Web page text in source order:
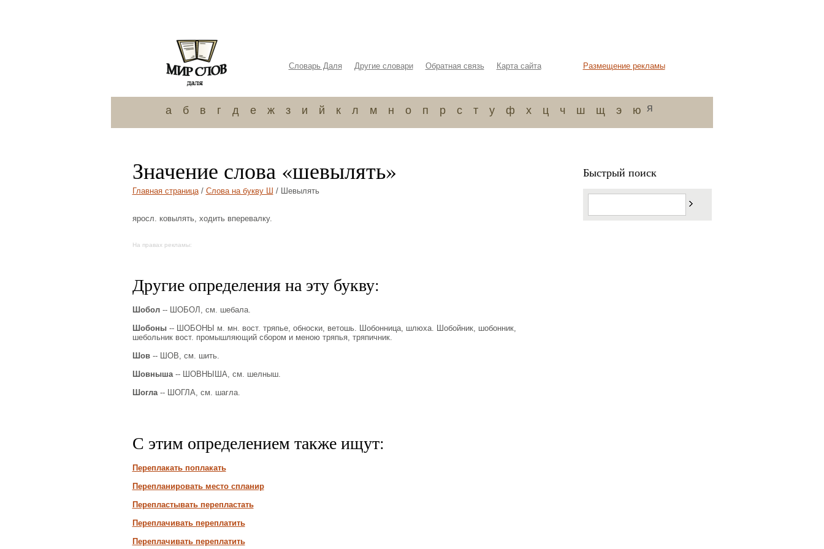
Словарь Даля Другие словари Обратная связь Карта сайта Размещение рекламы
а б в г д е ж з и й к л м н о п р с т у ф х ц ч ш щ э ю я
Значение слова «шевылять»
Главная страница/ Слова на букву Ш / Шевылять
яросл. ковылять, ходить вперевалку.
На правах рекламы:
Другие определения на эту букву:
Шобол-- ШОБОЛ, см. шебала.
Шобоны-- ШОБОНЫ м. мн. вост. тряпье, обноски, ветошь. Шобонница, шлюха. Шобойник, шобонник,
шебольник вост. промышляющий сбором и меною тряпья, тряпичник.
Шов-- ШОВ, см. шить.
Шовныша-- ШОВНЫША, см. шелныш.
Шогла-- ШОГЛА, см. шагла.
С этим определением также ищут:
Переплакать поплакать
Перепланировать место спланир
Перепластывать перепластать
Переплачивать переплатить
Переплачивать переплатить
Быстрый поиск